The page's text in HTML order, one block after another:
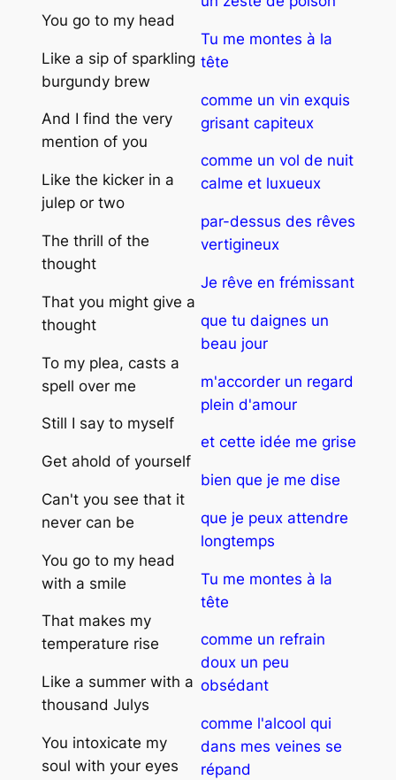
You go to my head
Like a sip of sparkling
burgundy brew
And I find the very
mention of you
Like the kicker in a
julep or two
The thrill of the
thought
That you might give a
thought
To my plea, casts a
spell over me
Still I say to myself
Get ahold of yourself
Can't you see that it
never can be
You go to my head
with a smile
That makes my
temperature rise
Like a summer with a
thousand Julys
You intoxicate my
soul with your eyes
Tu me montes à la
tête
comme un vin exquis
grisant capiteux
comme un vol de nuit
calme et luxueux
par-dessus des rêves
vertigineux
Je rêve en frémissant
que tu daignes un
beau jour
m'accorder un regard
plein d'amour
et cette idée me grise
bien que je me dise
que je peux attendre
longtemps
Tu me montes à la
tête
comme un refrain
doux un peu
obsédant
comme l'alcool qui
dans mes veines se
répand